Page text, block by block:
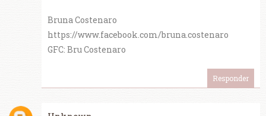
Bruna Costenaro
https://www.facebook.com/bruna.costenaro
GFC: Bru Costenaro
Responder